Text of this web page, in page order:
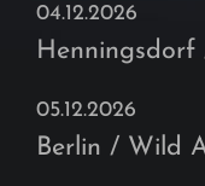
04.12.2026
05.12.2026
Berlin / Wild